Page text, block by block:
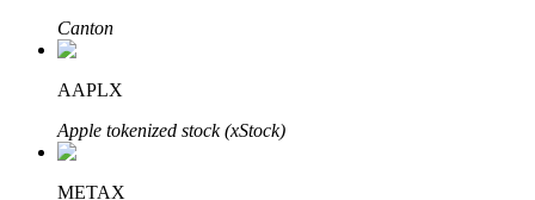
Кредиты
Canton
AAPLX
Apple tokenized stock (xStock)
METAX